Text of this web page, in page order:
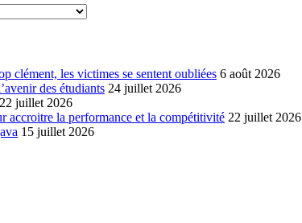
clément, les victimes se sentent oubliées 6 août 2026
des étudiants 24 juillet 2026
22 juillet 2026
accroitre la performance et la compétitivité 22 juillet 2026
15 juillet 2026